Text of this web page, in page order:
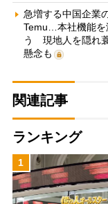
急増する中国企業
Temu…本社機能を
う 現地人を隠れ
懸念も
関連記事
ランキング
1